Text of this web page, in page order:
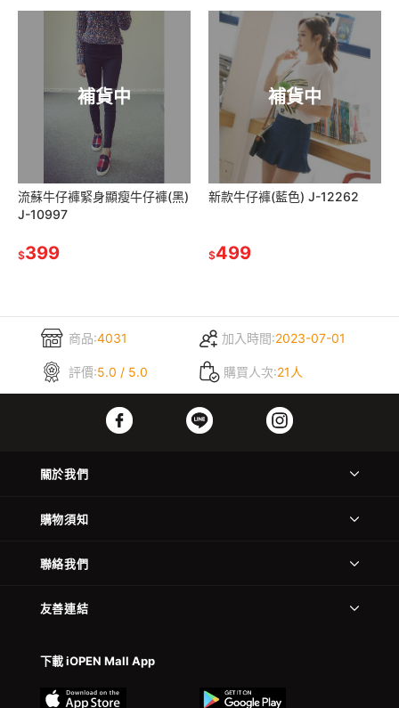
補貨中
流蘇牛仔褲緊身顯瘦牛仔褲(黑)
J-10997
$399
補貨中
新款牛仔褲(藍色) J-12262
$499
商品:4031 加入時間:2023-07-01
評價:5.0 / 5.0 購買人次:21人
關於我們
購物須知
聯絡我們
友善連結
下載 iOPEN Mall App